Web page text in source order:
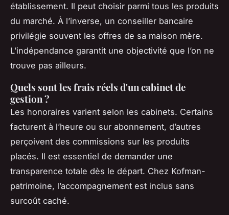
établissement. Il peut choisir parmi tous les produits
du marché. À l’inverse, un conseiller bancaire
privilégie souvent les offres de sa maison mère.
L’indépendance garantit une objectivité que l’on ne
trouve pas ailleurs.
Quels sont les frais réels d'un cabinet de
gestion ?
Les honoraires varient selon les cabinets. Certains
facturent à l’heure ou sur abonnement, d’autres
perçoivent des commissions sur les produits
placés. Il est essentiel de demander une
transparence totale dès le départ. Chez Kofman-
patrimoine, l’accompagnement est inclus sans
surcoût caché.